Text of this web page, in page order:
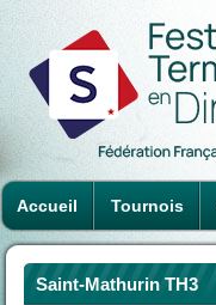
Accueil Tournois
Saint-Mathurin TH3